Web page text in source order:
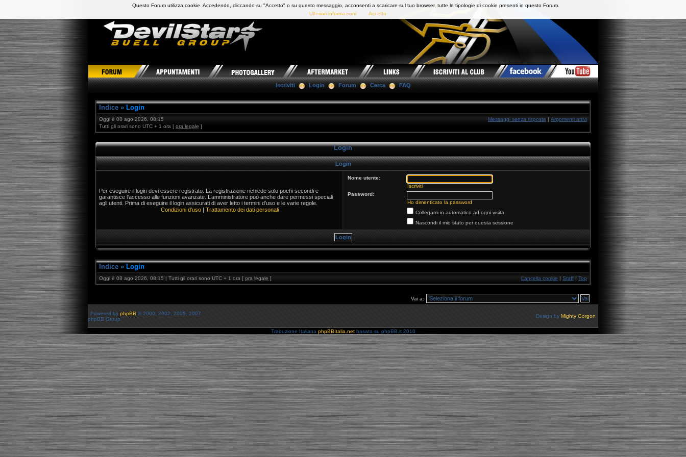
DevilStars Club Buell Italia
Iscriviti Login Forum Cerca FAQ
Indice » Login
Oggi è 08 ago 2026, 08:15
Tutti gli orari sono UTC + 1 ora [ ora legale ]
Messaggi senza risposta | Argomenti attivi
Login
Login
Per eseguire il login devi essere registrato. La registrazione richiede solo pochi secondi e
garantisce l’accesso alle funzioni avanzate. L’amministratore può anche dare permessi speciali
agli utenti. Prima di eseguire il login assicurati di aver letto i termini d’uso e le varie regole.
Condizioni d’uso| Trattamento dei dati personali
Nome utente:
Iscriviti
Password:
Ho dimenticato la password
Collegami in automatico ad ogni visita
Nascondi il mio stato per questa sessione
Indice » Login
Oggi è 08 ago 2026, 08:15 | Tutti gli orari sono UTC + 1 ora [ ora legale ] Cancella cookie | Staff | Top
Vai a:
Powered by phpBB © 2000, 2002, 2005, 2007
phpBB Group
Design by Mighty Gorgon
Traduzione Italiana phpBBItalia.netbasata su phpBB.it 2010
Questo Forum utilizza cookie. Accedendo, cliccando su "Accetto" o su questo messaggio, acconsenti a scaricare sul tuo browser, tutte le tipologie di cookie presenti in questo Forum.
Ulteriori informazioni
Accetto